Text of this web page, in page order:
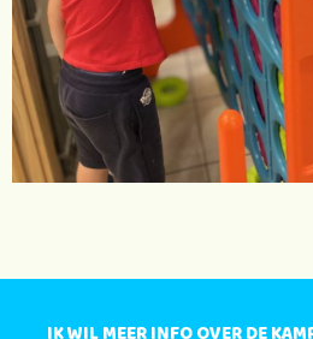
IK WIL MEER INFO OVER DE